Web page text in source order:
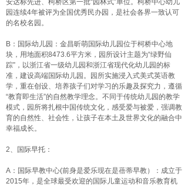
安达标先进、柯桥区第一批“园林式”单位。柯桥中心幼儿
园连续4年被评为全国优秀民办园，是社会各界一致认可
的名校名园。
B：国际幼儿园：金昌昕萌国际幼儿园位于柯桥中心地
块，用地面积8473.6平方米，园所设计主题为“绿野仙
踪”，以浙江省一级幼儿园和浙江省现代化幼儿园的标
准，建设高端国际幼儿园。园所实施浸入式美式英语教
学，重在创设、培养孩子们对学习的乐趣及探究力，遵循
“教育即生活”的自然教学理念。不同于传统幼儿园的教学
模式，园所将扎根中国传统文化，感受爱与被爱，强调教
育的自然性、社会性，让孩子在本土及世界文化的融合中
幸福成长。
2、国际早托：
A：国际早教中心(前身是爱乐现在是蓓蒂早教）：成立于
2015年，是全球最受欢迎的国际儿童运动和音乐教育机